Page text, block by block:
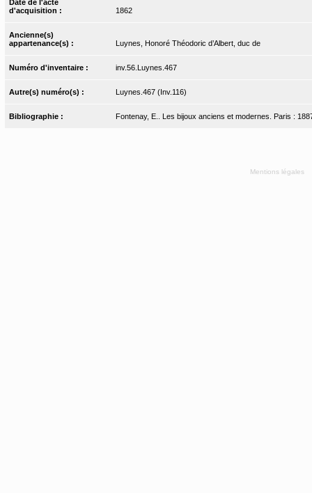
Date de l'acte
d'acquisition :
1862
Ancienne(s)
appartenance(s) :
Luynes, Honoré Théodoric d’Albert, duc de
Numéro d'inventaire : inv.56.Luynes.467
Autre(s) numéro(s) : Luynes.467 (Inv.116)
Bibliographie : Fontenay, E.. Les bijoux anciens et modernes. Paris :
Mentions légales